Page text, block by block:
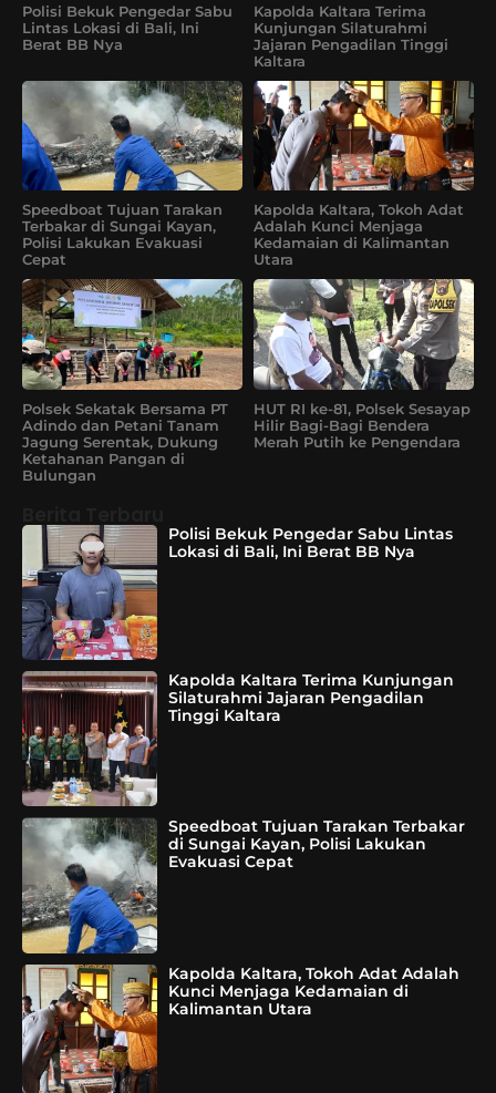
Polisi Bekuk Pengedar Sabu
Lintas Lokasi di Bali, Ini
Berat BB Nya
Kapolda Kaltara Terima
Kunjungan Silaturahmi
Jajaran Pengadilan Tinggi
Kaltara
Speedboat Tujuan Tarakan
Terbakar di Sungai Kayan,
Polisi Lakukan Evakuasi
Cepat
Kapolda Kaltara, Tokoh Adat
Adalah Kunci Menjaga
Kedamaian di Kalimantan
Utara
Polsek Sekatak Bersama PT
Adindo dan Petani Tanam
Jagung Serentak, Dukung
Ketahanan Pangan di
Bulungan
HUT RI ke-81, Polsek Sesayap
Hilir Bagi-Bagi Bendera
Merah Putih ke Pengendara
Polisi Bekuk Pengedar Sabu Lintas
Lokasi di Bali, Ini Berat BB Nya
Kapolda Kaltara Terima Kunjungan
Silaturahmi Jajaran Pengadilan
Tinggi Kaltara
Speedboat Tujuan Tarakan Terbakar
di Sungai Kayan, Polisi Lakukan
Evakuasi Cepat
Kapolda Kaltara, Tokoh Adat Adalah
Kunci Menjaga Kedamaian di
Kalimantan Utara